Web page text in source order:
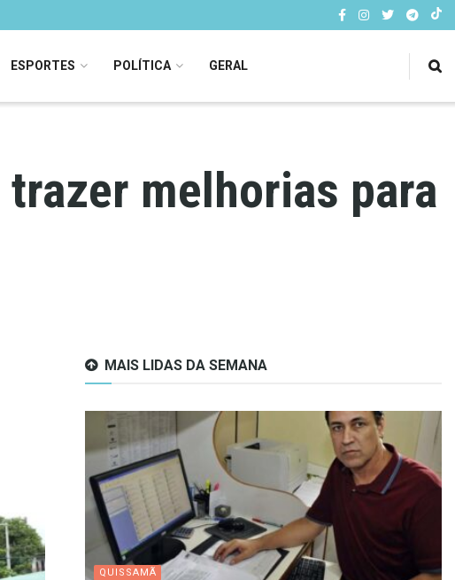
ESPORTES POLÍTICA GERAL
melhorias para
MAIS LIDAS DA SEMANA
QUISSAMÃ